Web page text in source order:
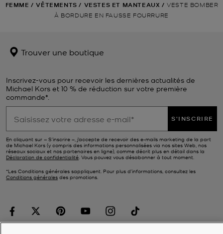
FEMME / VÊTEMENTS / VESTES ET MANTEAUX / VESTE BOMBER
À BORDURE EN FAUSSE FOURRURE
Trouver une boutique
Inscrivez-vous pour recevoir les dernières actualités de
Michael Kors et 10 % de réduction sur votre première
commande*.
S'INSCRIRE
En cliquant sur « S’inscrire », j’accepte de recevoir des e-mails marketing de la part
de Michael Kors (y compris des informations personnalisées via nos sites Web, nos
réseaux sociaux et nos partenaires en ligne), comme décrit plus en détail dans la
Déclaration de confidentialité. Vous pouvez vous désabonner à tout moment.
*Les Conditions générales sappliquent. Pour plus d’informations, consultez les
Conditions générales des promotions.